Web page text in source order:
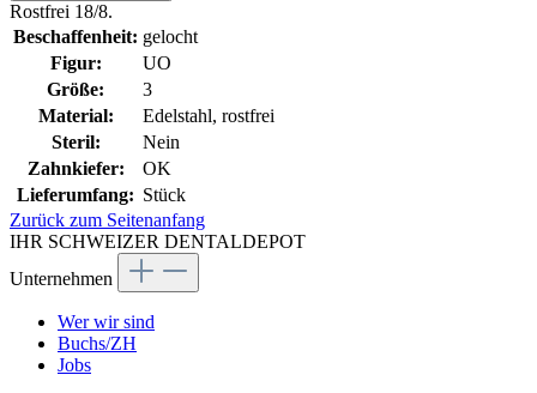
Rostfrei 18/8.
Beschaffenheit: gelocht
Figur:
UO
Größe:
3
Material:
Edelstahl, rostfrei
Steril:
Nein
Zahnkiefer:
OK
Lieferumfang: Stück
Zurück zum Seitenanfang
IHR SCHWEIZER DENTALDEPOT
Unternehmen
Wer wir sind
Buchs/ZH
Jobs